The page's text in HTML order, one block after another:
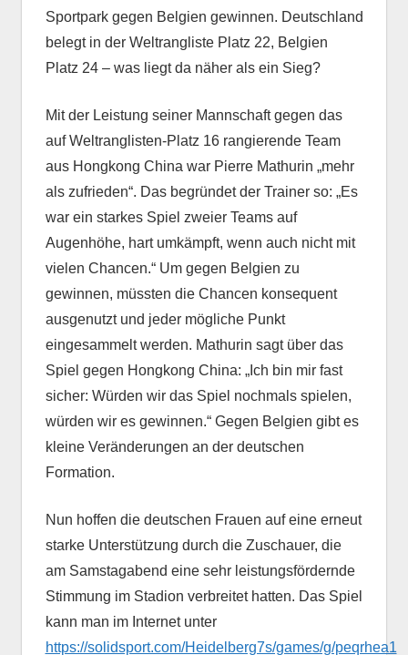
Sportpark gegen Belgien gewinnen. Deutschland
belegt in der Weltrangliste Platz 22, Belgien
Platz 24 – was liegt da näher als ein Sieg?
Mit der Leistung seiner Mannschaft gegen das
auf Weltranglisten-Platz 16 rangierende Team
aus Hongkong China war Pierre Mathurin „mehr
als zufrieden“. Das begründet der Trainer so: „Es
war ein starkes Spiel zweier Teams auf
Augenhöhe, hart umkämpft, wenn auch nicht mit
vielen Chancen.“ Um gegen Belgien zu
gewinnen, müssten die Chancen konsequent
ausgenutzt und jeder mögliche Punkt
eingesammelt werden. Mathurin sagt über das
Spiel gegen Hongkong China: „Ich bin mir fast
sicher: Würden wir das Spiel nochmals spielen,
würden wir es gewinnen.“ Gegen Belgien gibt es
kleine Veränderungen an der deutschen
Formation.
Nun hoffen die deutschen Frauen auf eine erneut
starke Unterstützung durch die Zuschauer, die
am Samstagabend eine sehr leistungsfördernde
Stimmung im Stadion verbreitet hatten. Das Spiel
kann man im Internet unter
https://solidsport.com/Heidelberg7s/games/g/peqrhea1